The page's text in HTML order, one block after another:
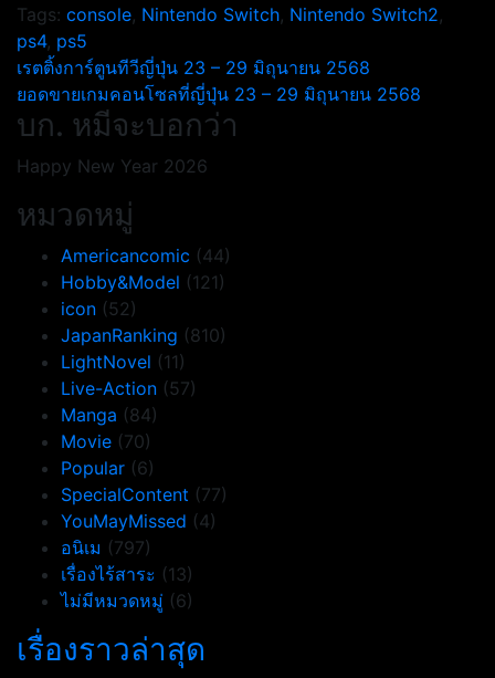
Tags: console, Nintendo Switch, Nintendo Switch2,
ps4, ps5
แนะแนว
เรื่อง
เรตติ้งการ์ตูนทีวีญี่ปุ่น 23 – 29 มิถุนายน 2568
ยอดขายเกมคอนโซลที่ญี่ปุ่น 23 – 29 มิถุนายน 2568
บก. หมีจะบอกว่า
Happy New Year 2026
หมวดหมู่
Americancomic (44)
Hobby&Model (121)
icon (52)
JapanRanking (810)
LightNovel (11)
Live-Action (57)
Manga (84)
Movie (70)
Popular (6)
SpecialContent (77)
YouMayMissed (4)
อนิเม (797)
เรื่องไร้สาระ (13)
ไม่มีหมวดหมู่ (6)
เรื่องราวล่าสุด